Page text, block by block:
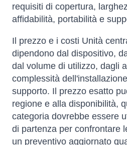
requisiti di copertura,
affidabilità, portabilità e
Il prezzo e i costi Unità
dipendono dal dispositivo,
dal volume di utilizzo, dagli
complessità
supporto. Il prezzo esatto
regione e alla disponibilità,
categoria dovrebbe essere
di partenza per confrontare
un preventivo aggiornato